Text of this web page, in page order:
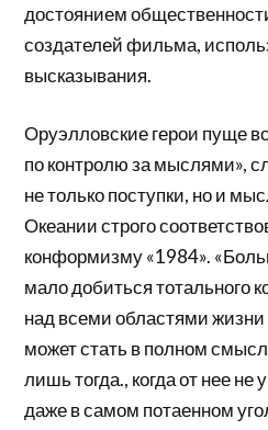
достоянием
создателей фильма,
высказывания.
Оруэлловские герои пуще
по контролю за мыслями»,
не только поступки, но и
Океании строго
конформизму «1984».
мало добиться тотального
над всеми областями
может стать в полном
лишь тогда., когда от нее не
даже в самом потаенном